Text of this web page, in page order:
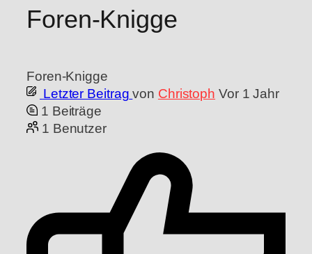
Foren-Knigge
Foren-Knigge
Letzter Beitrag von Christoph Vor 1 Jahr
1 Beiträge
1 Benutzer